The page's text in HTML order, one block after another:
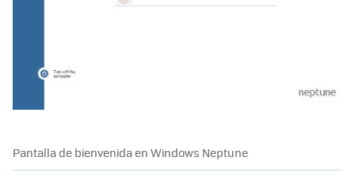
Pantalla de bienvenida en Windows Neptune